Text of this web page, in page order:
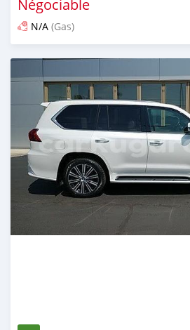
Négociable
N/A (Gas)
Publié il y a environ 2 ans